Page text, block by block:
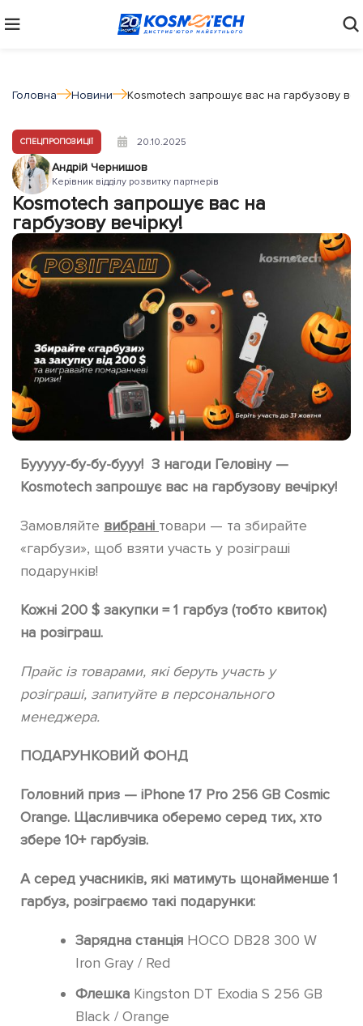
Головна Новини Kosmotech запрошує вас на гарбузову
СПЕЦПРОПОЗИЦІЇ 20.10.2025
Андрій Чернишов
Керівник відділу розвитку партнерів
Kosmotech запрошує вас на
гарбузову вечірку!
Бууууу-бу-бу-бууу! З нагоди Геловіну —
Kosmotech запрошує вас на гарбузову вечірку!
Замовляйте вибрані товари — та збирайте
«гарбузи», щоб взяти участь у розіграші
подарунків!
Кожні 200 $ закупки = 1 гарбуз (тобто квиток)
на розіграш.
Прайс із товарами, які беруть участь у
розіграші, запитуйте в персонального
менеджера.
ПОДАРУНКОВИЙ ФОНД
Головний приз — iPhone 17 Pro 256 GB Cosmic
Orange. Щасливчика оберемо серед тих, хто
збере 10+ гарбузів.
А серед учасників, які матимуть щонайменше 1
гарбуз, розіграємо такі подарунки:
Зарядна станція HOCO DB28 300 W
Iron Gray / Red
Флешка Kingston DT Exodia S 256 GB
Black / Orange